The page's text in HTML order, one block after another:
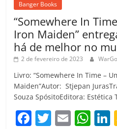
Banger Books
“Somewhere In
Iron Maiden”
há de melhor no
2 de fevereiro de 2023
Livro: “Somewhere In Time –
Maiden”Autor: Stjepan
Souza SpósitoEditora: Estética
F T E W